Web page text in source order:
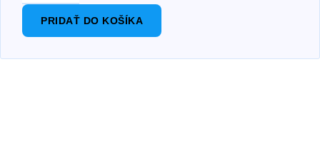
PRIDAŤ DO KOŠÍKA